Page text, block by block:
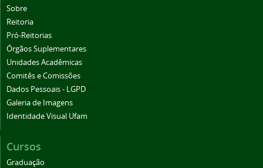
Sobre
Reitoria
Pró-Reitorias
Órgãos Suplementares
Unidades Acadêmicas
Comitês e Comissões
Dados Pessoais - LGPD
Galeria de Imagens
Identidade Visual Ufam
Cursos
Graduação